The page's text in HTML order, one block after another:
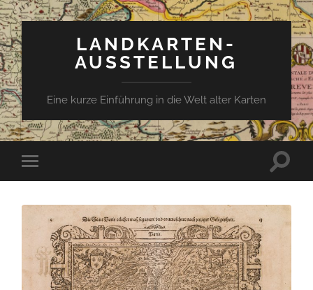
LANDKARTEN-
AUSSTELLUNG
Eine kurze Einführung in die Welt alter Karten
Mobile-
Menü